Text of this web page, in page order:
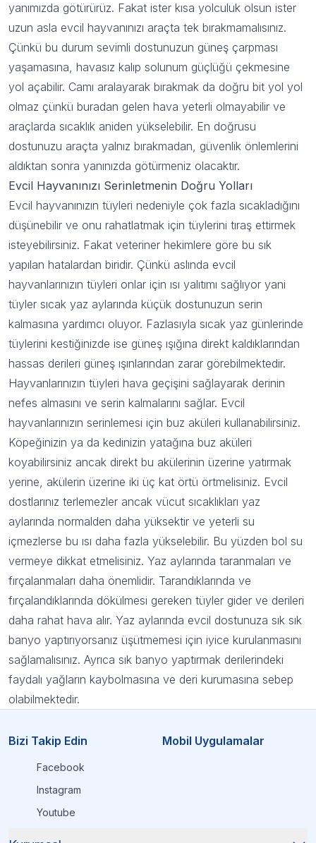
yanımızda götürürüz. Fakat ister kısa yolculuk olsun ister
uzun asla evcil hayvanınızı araçta tek bırakmamalısınız.
Çünkü bu durum sevimli dostunuzun güneş çarpması
yaşamasına, havasız kalıp solunum güçlüğü çekmesine
yol açabilir. Camı aralayarak bırakmak da doğru bit yol yol
olmaz çünkü buradan gelen hava yeterli olmayabilir ve
araçlarda sıcaklık aniden yükselebilir. En doğrusu
dostunuzu araçta yalnız bırakmadan, güvenlik önlemlerini
aldıktan sonra yanınızda götürmeniz olacaktır.
Evcil Hayvanınızı Serinletmenin Doğru Yolları
Evcil hayvanınızın tüyleri nedeniyle çok fazla sıcakladığını
düşünebilir ve onu rahatlatmak için tüylerini tıraş ettirmek
isteyebilirsiniz. Fakat veteriner hekimlere göre bu sık
yapılan hatalardan biridir. Çünkü aslında evcil
hayvanlarınızın tüyleri onlar için ısı yalıtımı sağlıyor yani
tüyler sıcak yaz aylarında küçük dostunuzun serin
kalmasına yardımcı oluyor. Fazlasıyla sıcak yaz günlerinde
tüylerini kestiğinizde ise güneş ışığına direkt kaldıklarından
hassas derileri güneş ışınlarından zarar görebilmektedir.
Hayvanlarınızın tüyleri hava geçişini sağlayarak derinin
nefes almasını ve serin kalmalarını sağlar. Evcil
hayvanlarınızın serinlemesi için buz aküleri kullanabilirsiniz.
Köpeğinizin ya da kedinizin yatağına buz aküleri
koyabilirsiniz ancak direkt bu akülerinin üzerine yatırmak
yerine, akülerin üzerine iki üç kat örtü örtmelisiniz. Evcil
dostlarınız terlemezler ancak vücut sıcaklıkları yaz
aylarında normalden daha yüksektir ve yeterli su
içmezlerse bu ısı daha fazla yükselebilir. Bu yüzden bol su
vermeye dikkat etmelisiniz. Yaz aylarında taranmaları ve
fırçalanmaları daha önemlidir. Tarandıklarında ve
fırçalandıklarında dökülmesi gereken tüyler gider ve derileri
daha rahat hava alır. Yaz aylarında evcil dostunuza sık sık
banyo yaptırıyorsanız üşütmemesi için iyice kurulanmasını
sağlamalısınız. Ayrıca sık banyo yaptırmak derilerindeki
faydalı yağların kaybolmasına ve deri kurumasına sebep
olabilmektedir.
Bizi Takip Edin
Facebook
Instagram
Youtube
Mobil Uygulamalar